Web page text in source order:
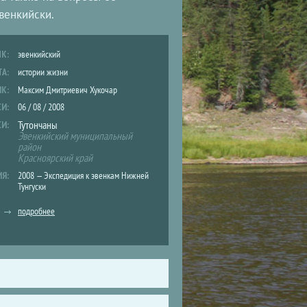
эвенкийский
истории жизни
Максим Дмитриевич Хукочар
06 / 08 / 2008
Тутончаны
Эвенкийский муниципальный
район
Красноярский край
2008 — Экспедиция к эвенкам Нижней
Тунгуски
подробнее